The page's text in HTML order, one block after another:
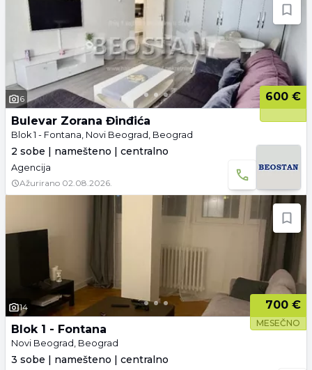
6
600 €
Bulevar Zorana Đinđića
Blok 1 - Fontana, Novi Beograd, Beograd
2 sobe | namešteno | centralno
Agencija
Ažurirano 02.08.2026.
14 700 €
MESEČNO
Blok 1 - Fontana
Novi Beograd, Beograd
3 sobe | namešteno | centralno